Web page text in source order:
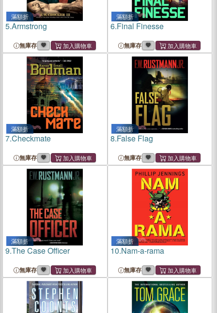
滿額折
5.Armstrong
無庫存
滿額折
6.Final Finesse
無庫存
滿額折
7.Checkmate
無庫存
滿額折
8.False Flag
無庫存
滿額折
9.The Case Officer
無庫存
滿額折
10.Nam-a-rama
無庫存